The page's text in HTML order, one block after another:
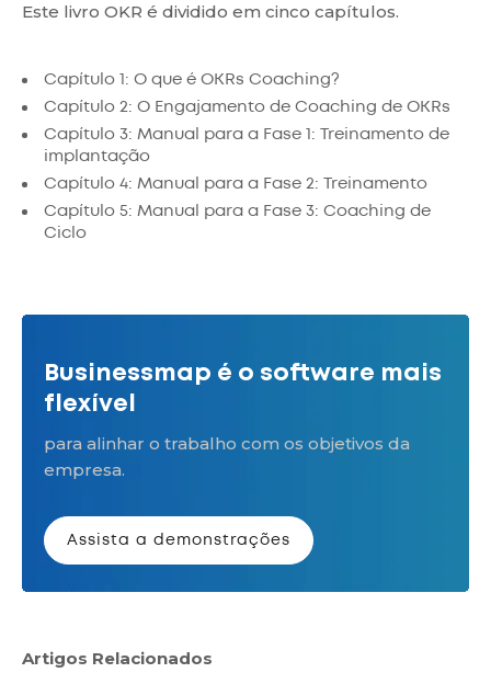
Este livro OKR é dividido em cinco capítulos.
Capítulo 1: O que é OKRs Coaching?
Capítulo 2: O Engajamento de Coaching de OKRs
Capítulo 3: Manual para a Fase 1: Treinamento de
implantação
Capítulo 4: Manual para a Fase 2: Treinamento
Capítulo 5: Manual para a Fase 3: Coaching de
Ciclo
Businessmap é o software mais
flexível
para alinhar o trabalho com os objetivos da
empresa.
Assista a demonstrações
Artigos Relacionados